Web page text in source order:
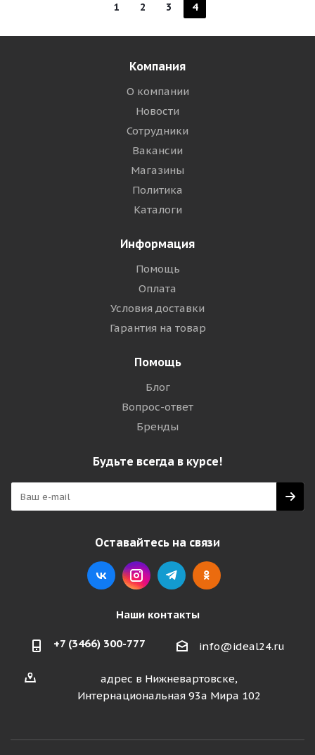
1 2 3 4
Компания
О компании
Новости
Сотрудники
Вакансии
Магазины
Политика
Каталоги
Информация
Помощь
Оплата
Условия доставки
Гарантия на товар
Помощь
Блог
Вопрос-ответ
Бренды
Будьте всегда в курсе!
Оставайтесь на связи
Наши контакты
+7 (3466) 300-777 info@ideal24.ru
адрес в Нижневартовске,
Интернациональная 93а Мира 102